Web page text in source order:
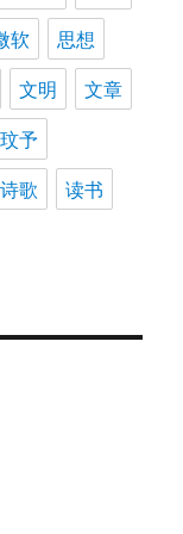
软
思想
文明
文章
玟予
诗歌
读书